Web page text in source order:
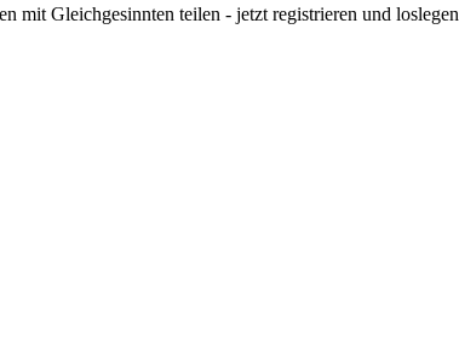
mit Gleichgesinnten teilen - jetzt registrieren und loslegen